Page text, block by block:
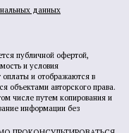
данных
публичной офертой,
и условия
и отображаются в
объектами авторского права.
числе путем копирования и
информации без